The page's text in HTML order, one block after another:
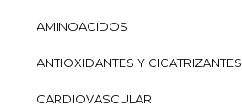
AMINOACIDOS
ANTIOXIDANTES Y CICATRIZANTES
CARDIOVASCULAR